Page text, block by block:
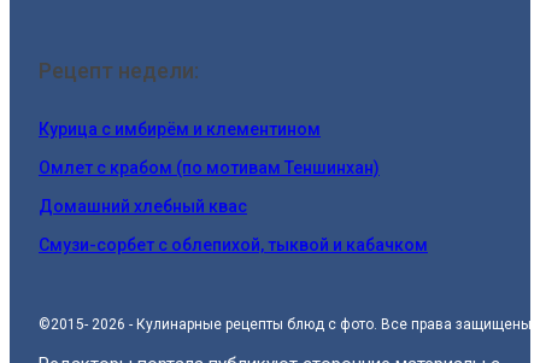
Рецепт недели:
Курица с имбирём и клементином
Омлет с крабом (по мотивам Теншинхан)
Домашний хлебный квас
Смузи-сорбет с облепихой, тыквой и кабачком
©2015- 2026 - Кулинарные рецепты блюд с фото. Все права защищены.